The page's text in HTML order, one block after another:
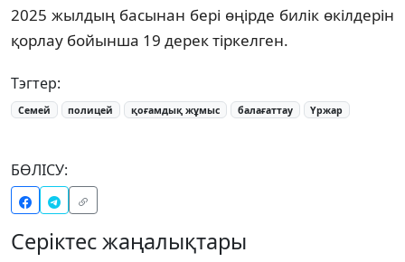
2025 жылдың басынан бері өңірде билік өкілдерін
қорлау бойынша 19 дерек тіркелген.
Тэгтер:
Семей полицей қоғамдық жұмыс балағаттау Үржар
БӨЛІСУ:
Серіктес жаңалықтары